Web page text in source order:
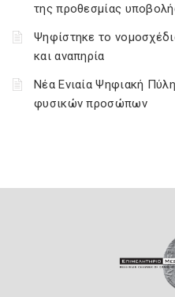
της προθεσμίας
Ψηφίστηκε το
και αναπηρία
Νέα Ενιαία Ψηφιακή
φυσικών προσώπων